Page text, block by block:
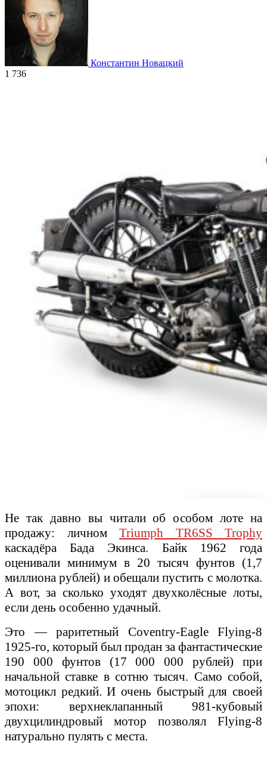
Константин Новацкий
1 736
Не так давно вы читали об особом лоте на
продажу: личном Triumph TR6SS Trophy
каскадёра Бада Экинса. Байк 1962 года
оценивали минимум в 20 тысяч фунтов (1,7
миллиона рублей) и обещали пустить с молотка.
А вот, за сколько уходят двухколёсные лоты,
если день особенно удачный.
Это — раритетный Coventry-Eagle Flying-8
1925-го, который был продан за фантастические
190 000 фунтов (17 000 000 рублей) при
начальной ставке в сотню тысяч. Само собой,
мотоцикл редкий. И очень быстрый для своей
эпохи: верхнеклапанный 981-кубовый
двухцилиндровый мотор позволял Flying-8
натурально пулять с места.